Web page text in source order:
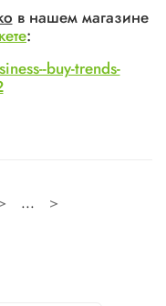
в нашем магазине
:
buy-trends-
...